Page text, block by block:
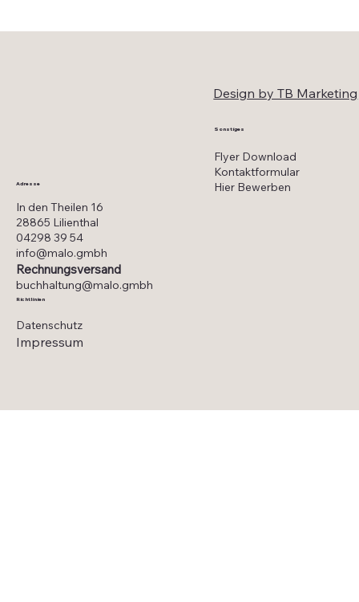
In den Theilen 16
28865 Lilienthal
04298 39 54
info@malo.gmbh
Rechnungsversand
buchhaltung@malo.gmbh
Adresse
Richtlinien
Datenschutz
Impressum
Design by TB Marketing
Sonstiges
Flyer Download
Kontaktformular
Hier Bewerben